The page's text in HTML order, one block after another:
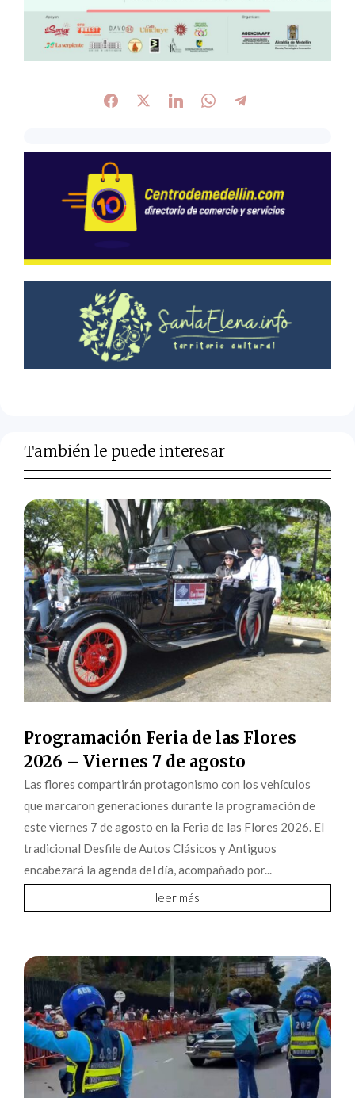
También le puede interesar
Programación Feria de las Flores
2026 – Viernes 7 de agosto
Las flores compartirán protagonismo con los vehículos
que marcaron generaciones durante la programación de
este viernes 7 de agosto en la Feria de las Flores 2026. El
tradicional Desfile de Autos Clásicos y Antiguos
encabezará la agenda del día, acompañado por...
leer más